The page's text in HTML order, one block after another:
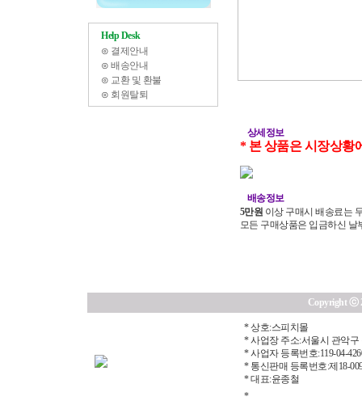
Help Desk
⊙ 결제안내
⊙배송안내
⊙ 교환 및 환불
⊙ 회원탈퇴
상세정보
* 본 상품은 시장상황
배송정보
5만원 이상 구매시 배송료는
모든 구매상품은 입금하신 날
Copyright ⓒ
* 상호:스피치몰
* 사업장 주소:서울시 관악구
* 사업자 등록번호:119-04-
* 통신판매 등록번호:제18-
* 대표:윤종철
*